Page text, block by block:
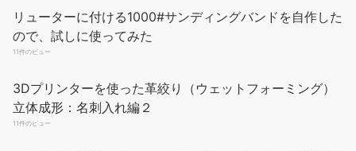
クラフトシャ(craftsha) クラフト社 革工具 ガラス板 12×9cm 8681
性別: female
(2026年8月9日 13:08 GMT +09:00 時点 -詳細はこちら
Amazon.co.jpで買う
リューターに付ける1000#サンディングバンドを自作した
ので、試しに使ってみた
11件のビュー
3Dプリンターを使った革絞り（ウェットフォーミング）
立体成形：名刺入れ編２
11件のビュー